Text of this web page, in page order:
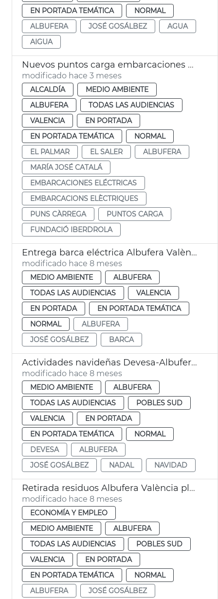
EN PORTADA TEMÁTICA
NORMAL
ALBUFERA
JOSÉ GOSÁLBEZ
AGUA
AIGUA
Nuevos puntos carga embarcaciones eléctricas Albufera València
modificado hace 3 meses
ALCALDÍA
MEDIO AMBIENTE
ALBUFERA
TODAS LAS AUDIENCIAS
VALENCIA
EN PORTADA
EN PORTADA TEMÁTICA
NORMAL
EL PALMAR
EL SALER
ALBUFERA
MARÍA JOSÉ CATALÁ
EMBARCACIONES ELÉCTRICAS
EMBARCACIONS ELÈCTRIQUES
PUNS CÀRREGA
PUNTOS CARGA
FUNDACIÓ IBERDROLA
Entrega barca eléctrica Albufera València
modificado hace 8 meses
MEDIO AMBIENTE
ALBUFERA
TODAS LAS AUDIENCIAS
VALENCIA
EN PORTADA
EN PORTADA TEMÁTICA
NORMAL
ALBUFERA
JOSÉ GOSÁLBEZ
BARCA
Actividades navideñas Devesa-Albufera València
modificado hace 8 meses
MEDIO AMBIENTE
ALBUFERA
TODAS LAS AUDIENCIAS
POBLES SUD
VALENCIA
EN PORTADA
EN PORTADA TEMÁTICA
NORMAL
DEVESA
ALBUFERA
JOSÉ GOSÁLBEZ
NADAL NAVIDAD
Retirada residuos Albufera València plano ocupación dana
modificado hace 8 meses
ECONOMÍA Y EMPLEO
MEDIO AMBIENTE
ALBUFERA
TODAS LAS AUDIENCIAS
POBLES SUD
VALENCIA
EN PORTADA
EN PORTADA TEMÁTICA
NORMAL
ALBUFERA
JOSÉ GOSÁLBEZ